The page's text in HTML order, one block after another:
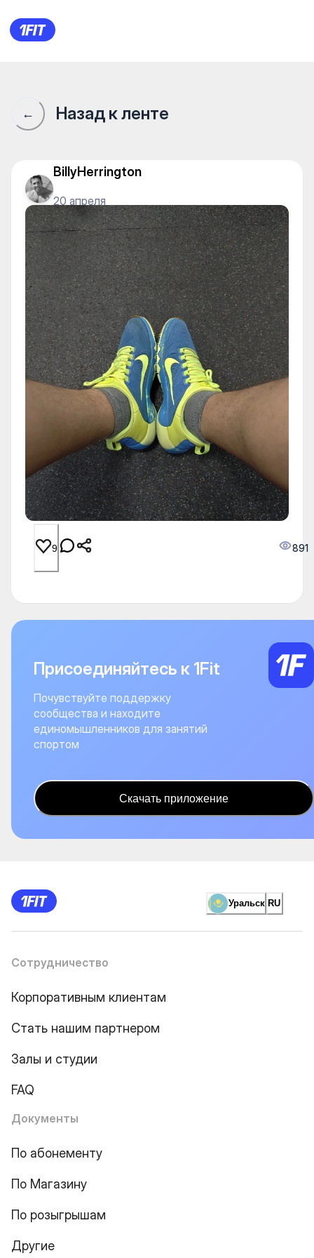
Сообщество 1Fit · 1Fit
← Назад к ленте
BillyHerrington
20 апреля
9 891
Присоединяйтесь к 1Fit
Почувствуйте поддержку
сообщества и находите
единомышленников для занятий
спортом
Скачать приложение
Уральск RU
Сотрудничество
Корпоративным клиентам
Стать нашим партнером
Залы и студии
FAQ
Документы
По абонементу
По Магазину
По розыгрышам
Другие